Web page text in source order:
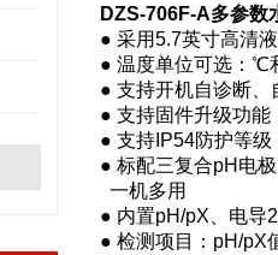
DZS-706F-A多参数
● 采用5.7英寸高清
● 温度单位可选：℃
● 支持开机自诊断
● 支持固件升级功
● 支持IP54防护等级
● 标配三复合pH电
一机多用
● 内置pH/pX、电导
● 检测项目：pH/pX